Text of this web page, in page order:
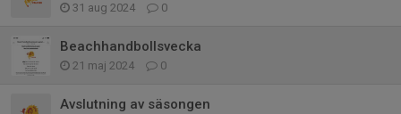
31 aug 2024 0
Beachhandbollsvecka
21 maj 2024 0
Avslutning av säsongen